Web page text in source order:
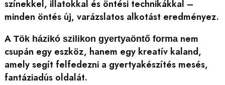
színekkel, illatokkal és öntési technikákkal –
minden öntés új, varázslatos alkotást eredményez.
A Tök házikó szilikon gyertyaöntő formanem
csupán egy eszköz, hanem egy kreatív kaland,
amely segít felfedezni a gyertyakészítés mesés,
fantáziadús oldalát.